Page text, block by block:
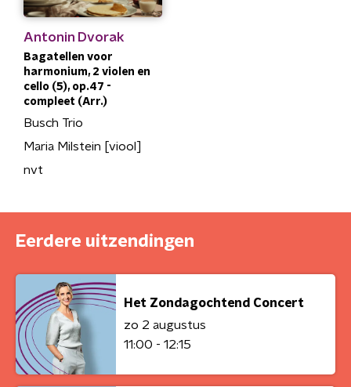
Antonin Dvorak
Bagatellen voor
harmonium, 2 violen en
cello (5), op.47 -
compleet (Arr.)
Busch Trio
Maria Milstein [viool]
nvt
Eerdere uitzendingen
Het Zondagochtend Concert
zo 2 augustus
11:00 - 12:15